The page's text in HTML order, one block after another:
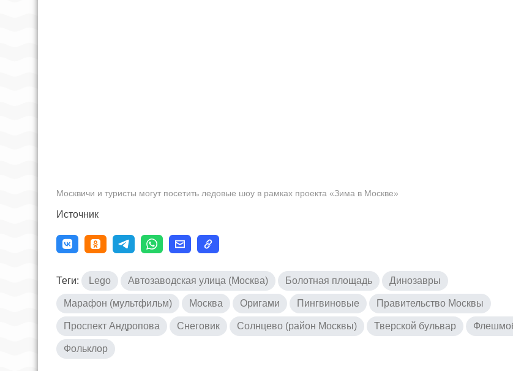
Москвичи и туристы могут посетить ледовые шоу в рамках проекта «Зима в Москве»
Источник
Теги: Lego Автозаводская улица (Москва) Болотная площадь Динозавры
Марафон (мультфильм) Москва Оригами Пингвиновые Правительство Москвы
Проспект Андропова Снеговик Солнцево (район Москвы) Тверской бульвар
Фольклор